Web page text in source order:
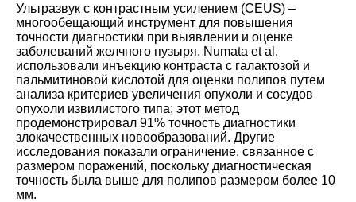
Ультразвук с контрастным усилением (CEUS) –
многообещающий инструмент для повышения
точности диагностики при выявлении и оценке
заболеваний желчного пузыря. Numata et al.
использовали инъекцию контраста с галактозой и
пальмитиновой кислотой для оценки полипов путем
анализа критериев увеличения опухоли и сосудов
опухоли извилистого типа; этот метод
продемонстрировал 91% точность диагностики
злокачественных новообразований. Другие
исследования показали ограничение, связанное с
размером поражений, поскольку диагностическая
точность была выше для полипов размером более 10
мм.